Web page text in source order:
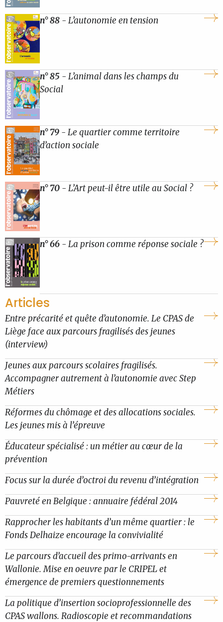
n° 88 - L’autonomie en tension
n° 85 - L’animal dans les champs du
Social
n° 79 - Le quartier comme territoire
d’action sociale
n° 70 - L’Art peut-il être utile au Social ?
n° 66 - La prison comme réponse sociale ?
Articles
Entre précarité et quête d’autonomie. Le CPAS de
Liège face aux parcours fragilisés des jeunes
(interview)
Jeunes aux parcours scolaires fragilisés.
Accompagner autrement à l’autonomie avec Step
Métiers
Réformes du chômage et des allocations sociales.
Les jeunes mis à l’épreuve
Éducateur spécialisé : un métier au cœur de la
prévention
Focus sur la durée d’octroi du revenu d’intégration
Pauvreté en Belgique : annuaire fédéral 2014
Rapprocher les habitants d’un même quartier : le
Fonds Delhaize encourage la convivialité
Le parcours d’accueil des primo-arrivants en
Wallonie. Mise en oeuvre par le CRIPEL et
émergence de premiers questionnements
La politique d’insertion socioprofessionnelle des
CPAS wallons. Radioscopie et recommandations